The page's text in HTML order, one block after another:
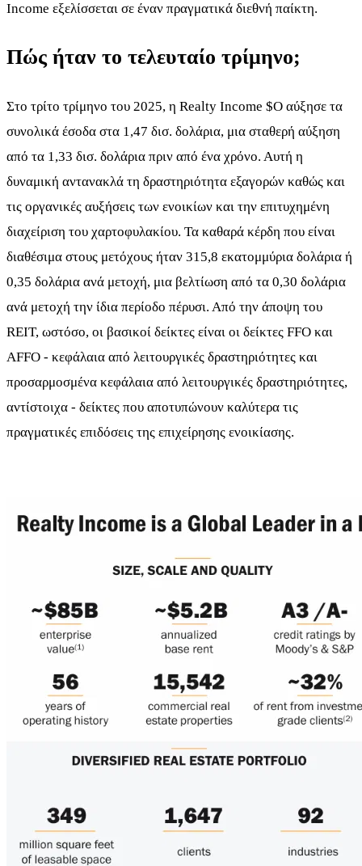
Income εξελίσσεται σε έναν πραγματικά διεθνή παίκτη.
Πώς ήταν το τελευταίο τρίμηνο;
Στο τρίτο τρίμηνο του 2025, η Realty Income $O αύξησε τα
συνολικά έσοδα στα 1,47 δισ. δολάρια, μια σταθερή αύξηση
από τα 1,33 δισ. δολάρια πριν από ένα χρόνο. Αυτή η
δυναμική αντανακλά τη δραστηριότητα εξαγορών καθώς και
τις οργανικές αυξήσεις των ενοικίων και την επιτυχημένη
διαχείριση του χαρτοφυλακίου. Τα καθαρά κέρδη που είναι
διαθέσιμα στους μετόχους ήταν 315,8 εκατομμύρια δολάρια ή
0,35 δολάρια ανά μετοχή, μια βελτίωση από τα 0,30 δολάρια
ανά μετοχή την ίδια περίοδο πέρυσι. Από την άποψη του
REIT, ωστόσο, οι βασικοί δείκτες είναι οι δείκτες FFO και
AFFO - κεφάλαια από λειτουργικές δραστηριότητες και
προσαρμοσμένα κεφάλαια από λειτουργικές δραστηριότητες,
αντίστοιχα - δείκτες που αποτυπώνουν καλύτερα τις
πραγματικές επιδόσεις της επιχείρησης ενοικίασης.